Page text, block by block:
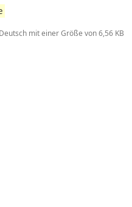
Deutsch mit einer Größe von 6,56 KB